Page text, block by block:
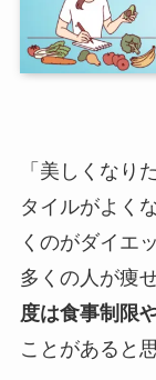
「美しくなり
タイルがよく
くのがダイエ
多くの人が痩
度は食事制限
ことがあると